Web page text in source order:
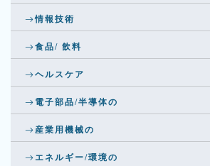
情報技術
食品/ 飲料
ヘルスケア
電子部品/半導体の
産業用機械の
エネルギー/環境の